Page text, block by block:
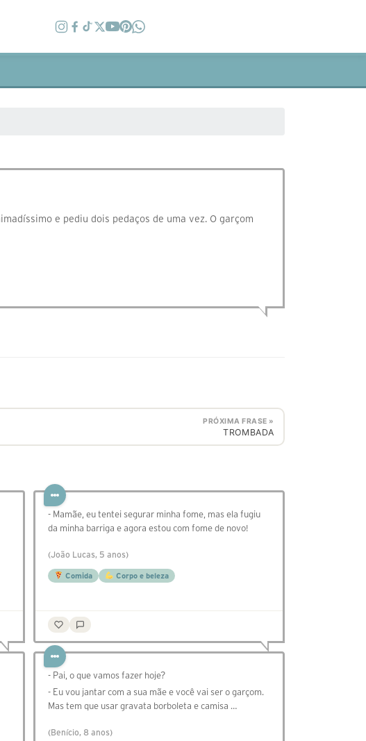
e pediu dois pedaços de uma vez. O garçom
PRÓXIMA FRASE »
TROMBADA
- Mamãe, eu tentei segurar minha fome, mas ela fugiu
da minha barriga e agora estou com fome de novo!
(João Lucas, 5 anos)
Comida Corpo e beleza
- Pai, o que vamos fazer hoje?
- Eu vou jantar com a sua mãe e você vai ser o garçom.
Mas tem que usar gravata borboleta e camisa …
(Benício, 8 anos)